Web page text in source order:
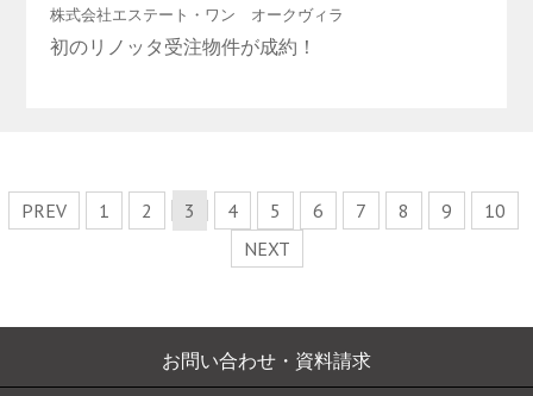
株式会社エステート・ワン オークヴィラ
初のリノッタ受注物件が成約！
PREV 1 2 3 4 5 6 7 8 9
10
NEXT
お問い合わせ・資料請求